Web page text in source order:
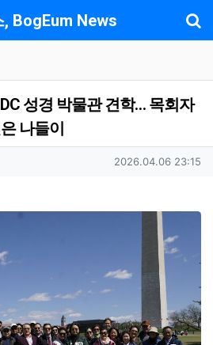
, BogEum News
성경 박물관 견학… 목회자
나들이
작성일
2026.04.06 23:15